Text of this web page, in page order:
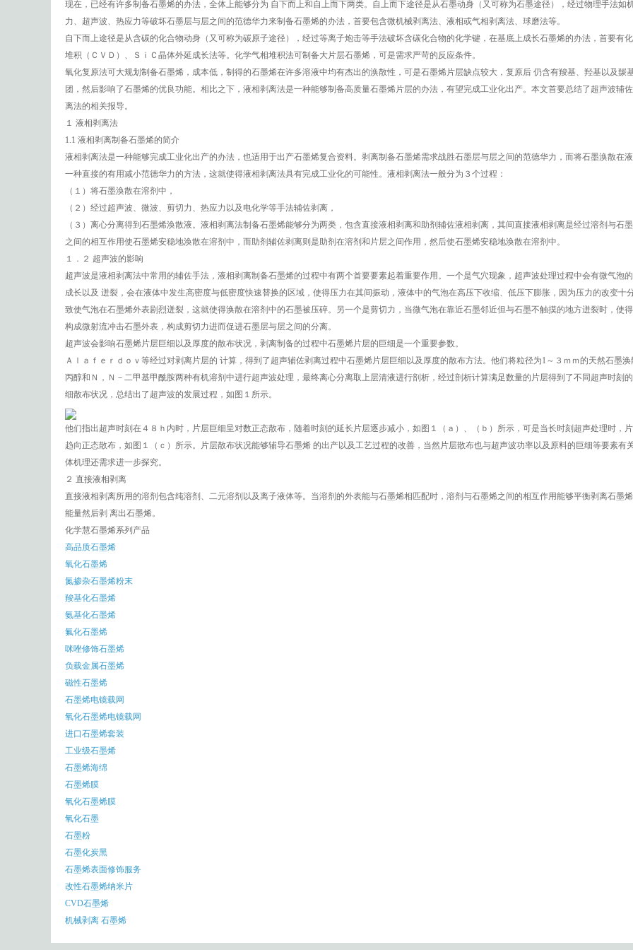
现在，已经有许多制备石墨烯的办法，全体上能够分为 自下而上和自上而下两类。自上而下途径是从石墨动身（又可称为石墨途径），经过物理手法如
力、超声波、热应力等破坏石墨层与层之间的范德华力来制备石墨烯的办法，首要包含微机械剥离法、液相或气相剥离法、球磨法等。
自下而上途径是从含碳的化合物动身（又可称为碳原子途径），经过等离子炮击等手法破坏含碳化合物的化学键，在基底上成长石墨烯的办法，首要有
堆积（ＣＶＤ）、ＳｉＣ晶体外延成长法等。化学气相堆积法可制备大片层石墨烯，可是需求严苛的反应条件。
氧化复原法可大规划制备石墨烯，成本低，制得的石墨烯在许多溶液中均有杰出的涣散性，可是石墨烯片层缺点较大，复原后 仍含有羧基、羟基以及羰
团，然后影响了石墨烯的优良功能。相比之下，液相剥离法是一种能够制备高质量石墨烯片层的办法，有望完成工业化出产。本文首要总结了超声波辅
离法的相关报导。
１ 液相剥离法
1.1 液相剥离制备石墨烯的简介
液相剥离法是一种能够完成工业化出产的办法，也适用于出产石墨烯复合资料。剥离制备石墨烯需求战胜石墨层与层之间的范德华力，而将石墨涣散在
一种直接的有用减小范德华力的方法，这就使得液相剥离法具有完成工业化的可能性。液相剥离法一般分为３个过程：
（１）将石墨涣散在溶剂中，
（２）经过超声波、微波、剪切力、热应力以及电化学等手法辅佐剥离，
（３）离心分离得到石墨烯涣散液。液相剥离法制备石墨烯能够分为两类，包含直接液相剥离和助剂辅佐液相剥离，其间直接液相剥离是经过溶剂与石
之间的相互作用使石墨烯安稳地涣散在溶剂中，而助剂辅佐剥离则是助剂在溶剂和片层之间作用，然后使石墨烯安稳地涣散在溶剂中。
１．２ 超声波的影响
超声波是液相剥离法中常用的辅佐手法，液相剥离制备石墨烯的过程中有两个首要要素起着重要作用。一个是气穴现象，超声波处理过程中会有微气泡
成长以及 迸裂，会在液体中发生高密度与低密度快速替换的区域，使得压力在其间振动，液体中的气泡在高压下收缩、低压下膨胀，因为压力的改变十
致使气泡在石墨烯外表剧烈迸裂，这就使得涣散在溶剂中的石墨被压碎。另一个是剪切力，当微气泡在靠近石墨邻近但与石墨不触摸的地方迸裂时，使
构成微射流冲击石墨外表，构成剪切力进而促进石墨层与层之间的分离。
超声波会影响石墨烯片层巨细以及厚度的散布状况，剥离制备的过程中石墨烯片层的巨细是一个重要参数。
Ａｌａｆｅｒｄｏｖ等经过对剥离片层的 计算，得到了超声辅佐剥离过程中石墨烯片层巨细以及厚度的散布方法。他们将粒径为1～３ｍｍ的天然石墨涣
丙醇和Ｎ，Ｎ－二甲基甲酰胺两种有机溶剂中进行超声波处理，最终离心分离取上层清液进行剖析，经过剖析计算满足数量的片层得到了不同超声时刻
细散布状况，总结出了超声波的发展过程，如图１所示。
他们指出超声时刻在４８ｈ内时，片层巨细呈对数正态散布，随着时刻的延长片层逐步减小，如图１（ａ）、（ｂ）所示，可是当长时刻超声处理时，
趋向正态散布，如图１（ｃ）所示。片层散布状况能够辅导石墨烯 的出产以及工艺过程的改善，当然片层散布也与超声波功率以及原料的巨细等要素有
体机理还需求进一步探究。
２ 直接液相剥离
直接液相剥离所用的溶剂包含纯溶剂、二元溶剂以及离子液体等。当溶剂的外表能与石墨烯相匹配时，溶剂与石墨烯之间的相互作用能够平衡剥离石墨
能量然后剥 离出石墨烯。
化学慧石墨烯系列产品
高品质石墨烯
氧化石墨烯
氮掺杂石墨烯粉末
羧基化石墨烯
氨基化石墨烯
氟化石墨烯
咪唑修饰石墨烯
负载金属石墨烯
磁性石墨烯
石墨烯电镜载网
氧化石墨烯电镜载网
进口石墨烯套装
工业级石墨烯
石墨烯海绵
石墨烯膜
氧化石墨烯膜
氧化石墨
石墨粉
石墨化炭黑
石墨烯表面修饰服务
改性石墨烯纳米片
CVD石墨烯
机械剥离 石墨烯